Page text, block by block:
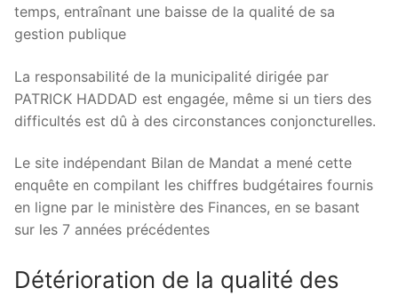
temps, entraînant une baisse de la qualité de sa
gestion publique
La responsabilité de la municipalité dirigée par
PATRICK HADDAD est engagée, même si un tiers des
difficultés est dû à des circonstances conjoncturelles.
Le site indépendant Bilan de Mandat a mené cette
enquête en compilant les chiffres budgétaires fournis
en ligne par le ministère des Finances, en se basant
sur les 7 années précédentes
Détérioration de la qualité des